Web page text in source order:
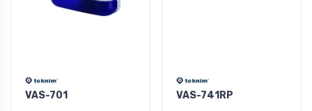
VAS-701 VAS-741RP